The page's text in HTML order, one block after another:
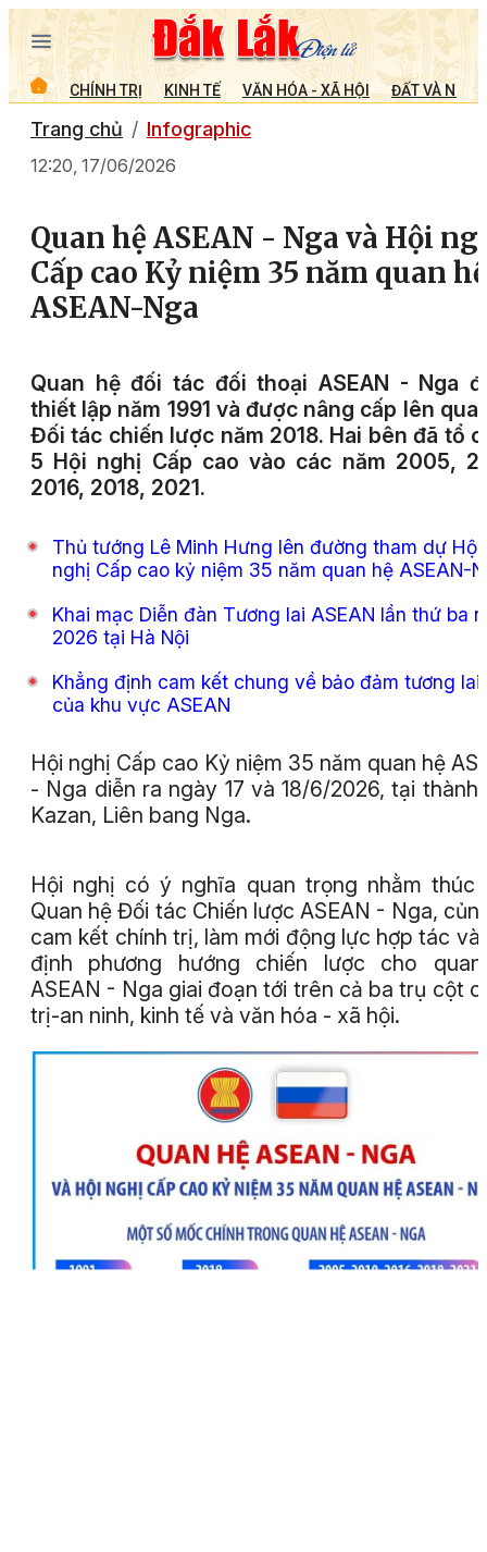
CHÍNH TRỊ KINH TẾ VĂN HÓA - XÃ HỘI ĐẤT VÀ
Trang chủ Infographic
12:20, 17/06/2026
Quan hệ ASEAN - Nga và Hội
Cấp cao Kỷ niệm 35 năm quan hệ
ASEAN-Nga
Quan hệ đối tác đối thoại ASEAN - Nga
thiết lập năm 1991 và được nâng cấp lên
Đối tác chiến lược năm 2018. Hai bên đã tổ
5 Hội nghị Cấp cao vào các năm 2005,
2016, 2018, 2021.
Thủ tướng Lê Minh Hưng lên đường tham dự Hội
nghị Cấp cao kỷ niệm 35 năm quan hệ ASEAN-
Khai mạc Diễn đàn Tương lai ASEAN lần thứ ba
2026 tại Hà Nội
Khẳng định cam kết chung về bảo đảm tương lai
của khu vực ASEAN
Hội nghị Cấp cao Kỷ niệm 35 năm quan hệ
- Nga diễn ra ngày 17 và 18/6/2026, tại thành
Kazan, Liên bang Nga.
Hội nghị có ý nghĩa quan trọng nhằm thúc
Quan hệ Đối tác Chiến lược ASEAN - Nga,
cam kết chính trị, làm mới động lực hợp tác và
định phương hướng chiến lược cho
ASEAN - Nga giai đoạn tới trên cả ba trụ cột
trị-an ninh, kinh tế và văn hóa - xã hội.